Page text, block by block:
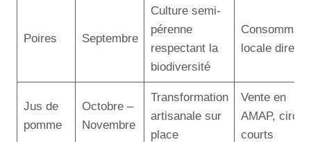
Poires Septembre
Culture semi-
pérenne
respectant la
biodiversité
locale directe
Jus de
pomme
Octobre –
Novembre
Transformation
artisanale sur
place
Vente en
AMAP,
courts